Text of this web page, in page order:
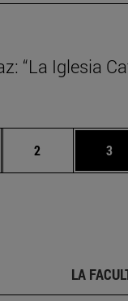
“La Iglesia
Página
2 3
LA